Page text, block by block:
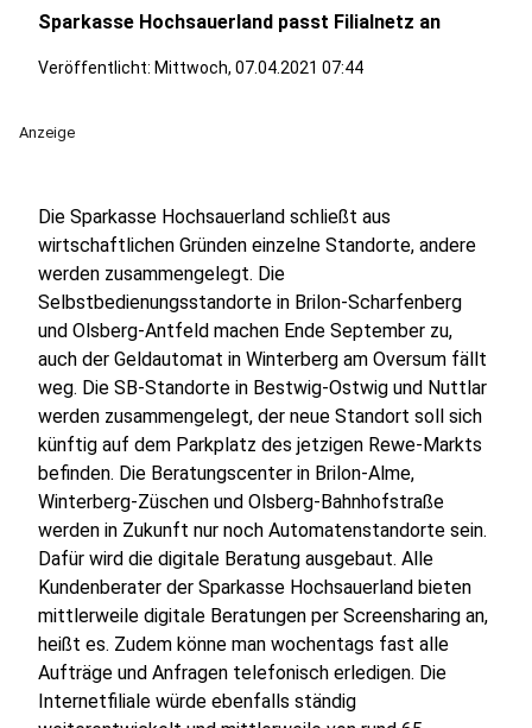
Sparkasse Hochsauerland passt Filialnetz an
Veröffentlicht: Mittwoch, 07.04.2021 07:44
Anzeige
Die Sparkasse Hochsauerland schließt aus
wirtschaftlichen Gründen einzelne Standorte, andere
werden zusammengelegt. Die
Selbstbedienungsstandorte in Brilon-Scharfenberg
und Olsberg-Antfeld machen Ende September zu,
auch der Geldautomat in Winterberg am Oversum fällt
weg. Die SB-Standorte in Bestwig-Ostwig und Nuttlar
werden zusammengelegt, der neue Standort soll sich
künftig auf dem Parkplatz des jetzigen Rewe-Markts
befinden. Die Beratungscenter in Brilon-Alme,
Winterberg-Züschen und Olsberg-Bahnhofstraße
werden in Zukunft nur noch Automatenstandorte sein.
Dafür wird die digitale Beratung ausgebaut. Alle
Kundenberater der Sparkasse Hochsauerland bieten
mittlerweile digitale Beratungen per Screensharing an,
heißt es. Zudem könne man wochentags fast alle
Aufträge und Anfragen telefonisch erledigen. Die
Internetfiliale würde ebenfalls ständig